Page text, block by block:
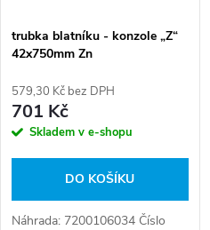
trubka blatníku - konzole „Z“
42x750mm Zn
579,30 Kč bez DPH
701 Kč
Skladem v e-shopu
DO KOŠÍKU
Náhrada: 7200106034 Číslo